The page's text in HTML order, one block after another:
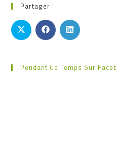
Partager !
Pendant Ce Temps Sur